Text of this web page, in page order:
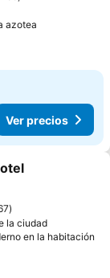
azotea
Ver precios
la ciudad
en la habitación